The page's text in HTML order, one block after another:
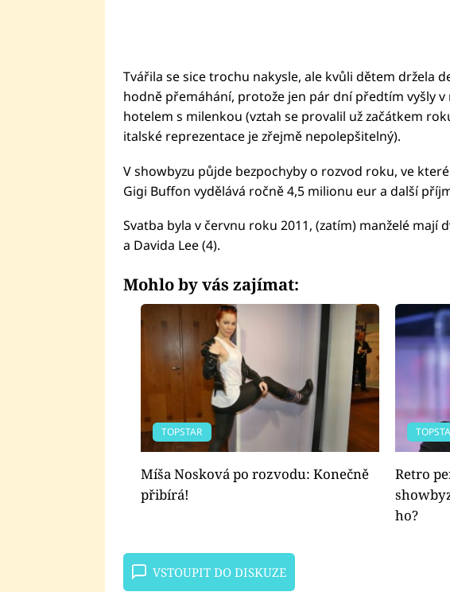
Tvářila se sice trochu nakysle, ale kvůli dětem držela
hodně přemáhání, protože jen pár dní předtím vyšly
hotelem s milenkou (vztah se provalil už začátkem
italské reprezentace je zřejmě nepolepšitelný).
V showbyzu půjde bezpochyby o rozvod roku, ve
Gigi Buffon vydělává ročně 4,5 milionu eur a další
Svatba byla v červnu roku 2011, (zatím) manželé mají
a Davida Lee (4).
Mohlo by vás zajímat:
TOPSTAR
Míša Nosková po rozvodu: Konečně
přibírá!
Retro
ho?
VSTOUPIT DO DISKUZE